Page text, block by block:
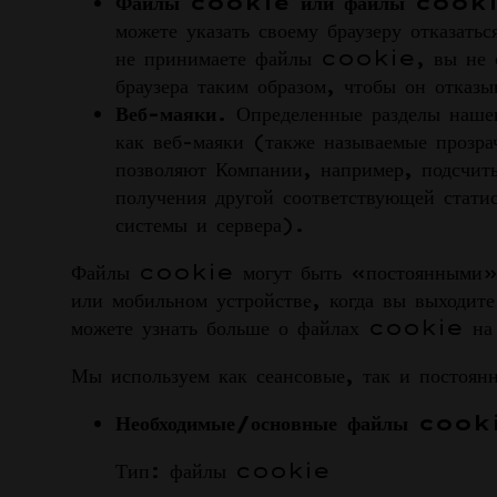
можете указать своему браузеру
не принимаете файлы cookie, вы не
браузера таким образом, чтобы он
Веб-маяки. Определенные разделы
как веб-маяки (также называемые
позволяют Компании, например,
получения другой соответствующей
системы и сервера).
Файлы cookie могут быть «постоянными»
или мобильном устройстве, когда вы
можете узнать больше о файлах cookie на
Мы используем как сеансовые, так и
Необходимые/основные файлы
Тип: файлы cookie